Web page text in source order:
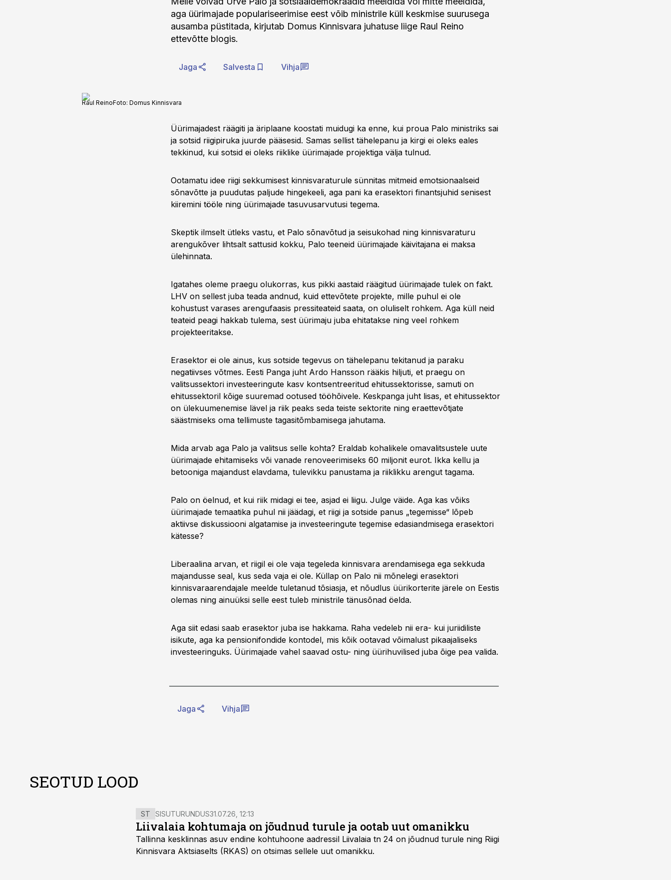
aga üürimajade populariseerimise eest võib ministrile küll keskmise suurusega
ausamba püstitada, kirjutab Domus Kinnisvara juhatuse liige Raul Reino
ettevõtte blogis.
Jaga Salvesta Vihja
Raul ReinoFoto: Domus Kinnisvara
Üürimajadest räägiti ja äriplaane koostati muidugi ka enne, kui proua Palo ministriks sai
ja sotsid riigipiruka juurde pääsesid. Samas sellist tähelepanu ja kirgi ei oleks eales
tekkinud, kui sotsid ei oleks riiklike üürimajade projektiga välja tulnud.
Ootamatu idee riigi sekkumisest kinnisvaraturule sünnitas mitmeid emotsionaalseid
sõnavõtte ja puudutas paljude hingekeeli, aga pani ka erasektori finantsjuhid senisest
kiiremini tööle ning üürimajade tasuvusarvutusi tegema.
Skeptik ilmselt ütleks vastu, et Palo sõnavõtud ja seisukohad ning kinnisvaraturu
arengukõver lihtsalt sattusid kokku, Palo teeneid üürimajade käivitajana ei maksa
ülehinnata.
Igatahes oleme praegu olukorras, kus pikki aastaid räägitud üürimajade tulek on fakt.
LHV on sellest juba teada andnud, kuid ettevõtete projekte, mille puhul ei ole
kohustust varases arengufaasis pressiteateid saata, on oluliselt rohkem. Aga küll neid
teateid peagi hakkab tulema, sest üürimaju juba ehitatakse ning veel rohkem
projekteeritakse.
Erasektor ei ole ainus, kus sotside tegevus on tähelepanu tekitanud ja paraku
negatiivses võtmes. Eesti Panga juht Ardo Hansson rääkis hiljuti, et praegu on
valitsussektori investeeringute kasv kontsentreeritud ehitussektorisse, samuti on
ehitussektoril kõige suuremad ootused tööhõivele. Keskpanga juht lisas, et ehitussektor
on ülekuumenemise lävel ja riik peaks seda teiste sektorite ning eraettevõtjate
säästmiseks oma tellimuste tagasitõmbamisega jahutama.
Mida arvab aga Palo ja valitsus selle kohta? Eraldab kohalikele omavalitsustele uute
üürimajade ehitamiseks või vanade renoveerimiseks 60 miljonit eurot. Ikka kellu ja
betooniga majandust elavdama, tulevikku panustama ja riiklikku arengut tagama.
Palo on öelnud, et kui riik midagi ei tee, asjad ei liigu. Julge väide. Aga kas võiks
üürimajade temaatika puhul nii jäädagi, et riigi ja sotside panus „tegemisse“ lõpeb
aktiivse diskussiooni algatamise ja investeeringute tegemise edasiandmisega erasektori
kätesse?
Liberaalina arvan, et riigil ei ole vaja tegeleda kinnisvara arendamisega ega sekkuda
majandusse seal, kus seda vaja ei ole. Küllap on Palo nii mõnelegi erasektori
kinnisvaraarendajale meelde tuletanud tõsiasja, et nõudlus üürikorterite järele on Eestis
olemas ning ainuüksi selle eest tuleb ministrile tänusõnad öelda.
Aga siit edasi saab erasektor juba ise hakkama. Raha vedeleb nii era- kui juriidiliste
isikute, aga ka pensionifondide kontodel, mis kõik ootavad võimalust pikaajaliseks
investeeringuks. Üürimajade vahel saavad ostu- ning üürihuvilised juba õige pea valida.
Jaga Vihja
SEOTUD LOOD
ST SISUTURUNDUS31.07.26, 12:13
Liivalaia kohtumaja on jõudnud turule ja ootab uut omanikku
Tallinna kesklinnas asuv endine kohtuhoone aadressil Liivalaia tn 24 on jõudnud turule ning Riigi
Kinnisvara Aktsiaselts (RKAS) on otsimas sellele uut omanikku.